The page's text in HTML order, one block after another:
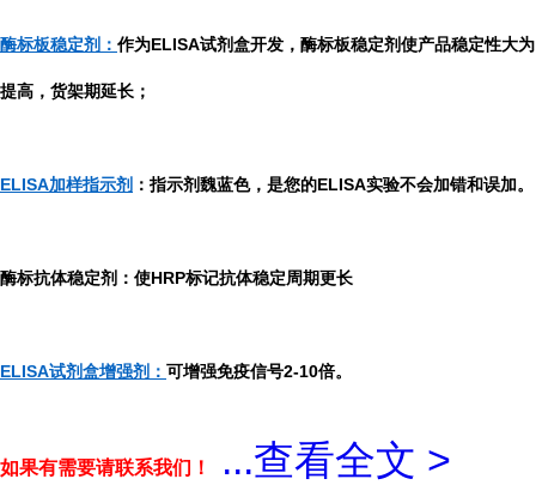
酶标板稳定剂： 作为ELISA试剂盒开发，酶标板稳定剂使产品稳定性大为
提高，货架期延长；
ELISA加样指示剂 ：指示剂魏蓝色，是您的ELISA实验不会加错和误加。
酶标抗体稳定剂：使HRP标记抗体稳定周期更长
ELISA试剂盒增强剂： 可增强免疫信号2-10倍。
如果有需要请联系我们！ ...查看全文 >